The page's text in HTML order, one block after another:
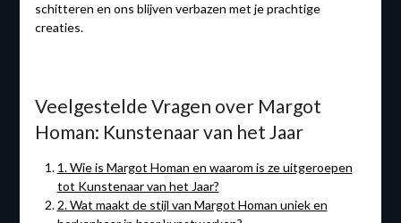
schitteren en ons blijven verbazen met je prachtige
creaties.
Veelgestelde Vragen over Margot
Homan: Kunstenaar van het Jaar
1. Wie is Margot Homan en waarom is ze uitgeroepen
tot Kunstenaar van het Jaar?
2. Wat maakt de stijl van Margot Homan uniek en